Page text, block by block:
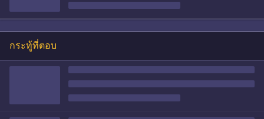
กระทู้ที่ตอบ